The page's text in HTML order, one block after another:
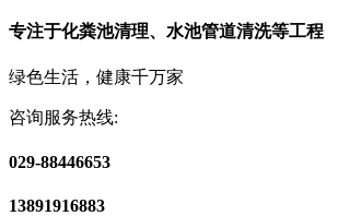
专注于化粪池清理、水池管道清洗等工程
绿色生活，健康千万家
咨询服务热线:
029-88446653
13891916883